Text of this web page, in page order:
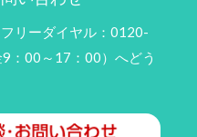
リーダイヤル：0120-
：00～17：00）へどう